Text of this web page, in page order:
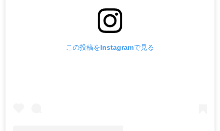
この投稿をInstagramで見る